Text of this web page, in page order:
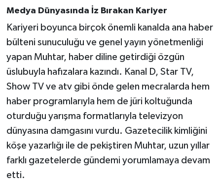
Medya Dünyasında İz Bırakan Kariyer
Kariyeri boyunca birçok önemli kanalda ana haber
bülteni sunuculuğu ve genel yayın yönetmenliği
yapan Muhtar, haber diline getirdiği özgün
üslubuyla hafızalara kazındı. Kanal D, Star TV,
Show TV ve atv gibi önde gelen mecralarda hem
haber programlarıyla hem de jüri koltuğunda
oturduğu yarışma formatlarıyla televizyon
dünyasına damgasını vurdu. Gazetecilik kimliğini
köşe yazarlığı ile de pekiştiren Muhtar, uzun yıllar
farklı gazetelerde gündemi yorumlamaya devam
etti.